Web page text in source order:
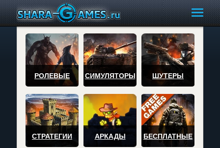
РОЛЕВЫЕ СИМУЛЯТОРЫ ШУТЕРЫ
СТРАТЕГИИ АРКАДЫ БЕСПЛАТНЫЕ